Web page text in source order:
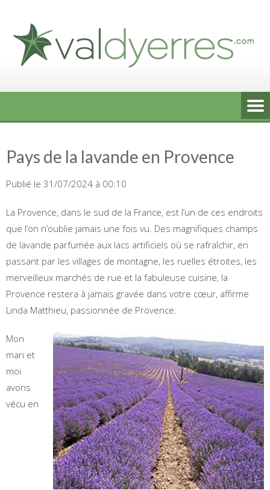
content
Pays de la lavande en Provence
Publié le 31/07/2024 à 00:10
La Provence, dans le sud de la France, est l’un de ces endroits
que l’on n’oublie jamais une fois vu. Des magnifiques champs
de lavande parfumée aux lacs artificiels où se rafraîchir, en
passant par les villages de montagne, les ruelles étroites, les
merveilleux marchés de rue et la fabuleuse cuisine, la
Provence restera à jamais gravée dans votre cœur, affirme
Linda Matthieu, passionnée de Provence.
Mon
mari et
moi
avons
vécu en